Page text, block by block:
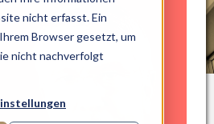
nicht erfasst. Ein
Browser gesetzt, um
nicht nachverfolgt